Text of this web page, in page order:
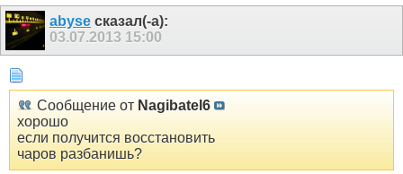
abyse сказал(-а):
03.07.2013 15:00
Сообщение от Nagibatel6
хорошо
если получится восстановить
чаров разбанишь?